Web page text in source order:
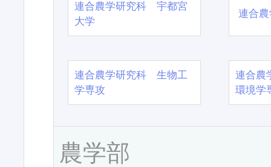
連合農学研究科 宇都宮
大学
連合
連合農学研究科 生物工
学専攻
連合農
環境学
農学部